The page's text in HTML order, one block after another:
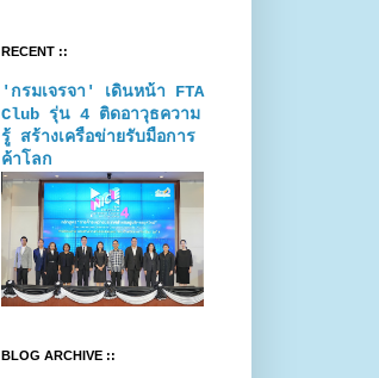
RECENT ::
'กรมเจรจา' เดินหน้า FTA
Club รุ่น 4 ติดอาวุธความ
รู้ สร้างเครือข่ายรับมือการ
ค้าโลก
BLOG ARCHIVE ::